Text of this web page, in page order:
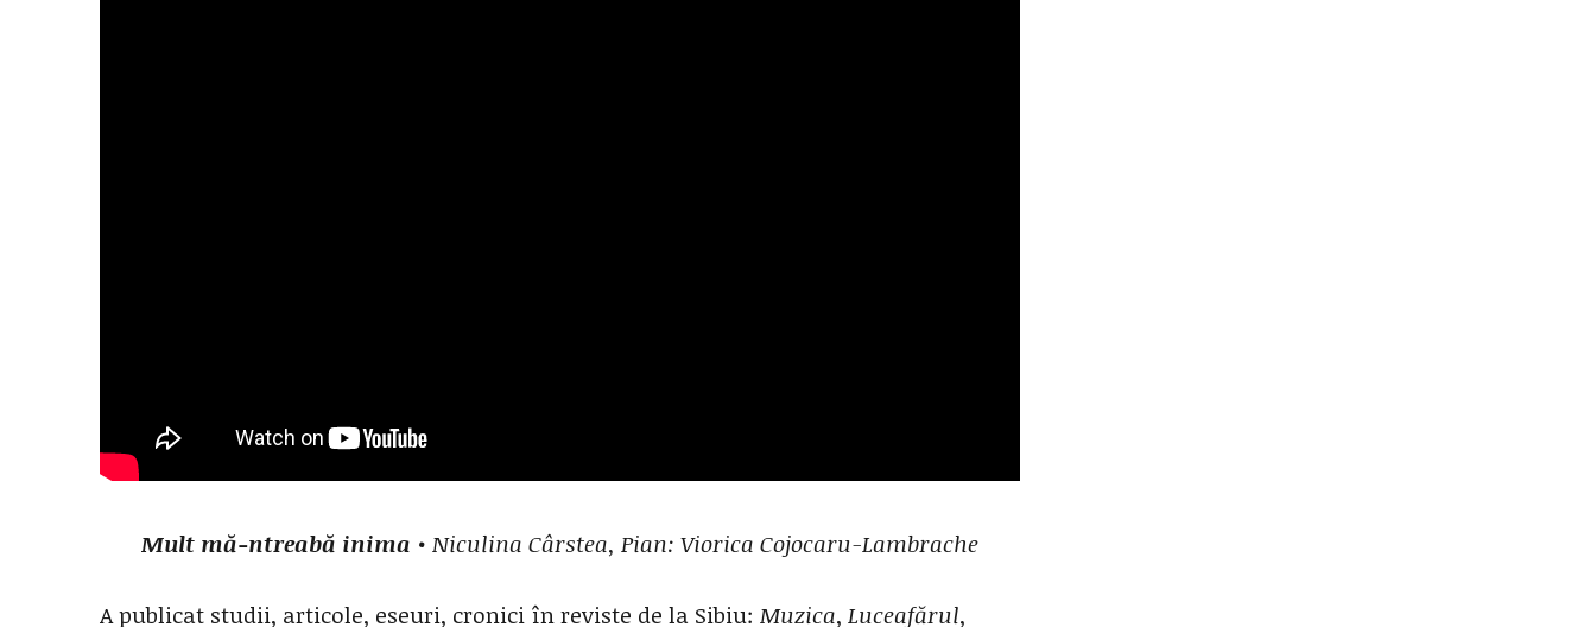
Mult mă-ntreabă inima • Niculina Cârstea, Pian: Viorica Cojocaru-Lambrache
A publicat studii, articole, eseuri, cronici în reviste de la Sibiu: Muzica, Luceafărul,